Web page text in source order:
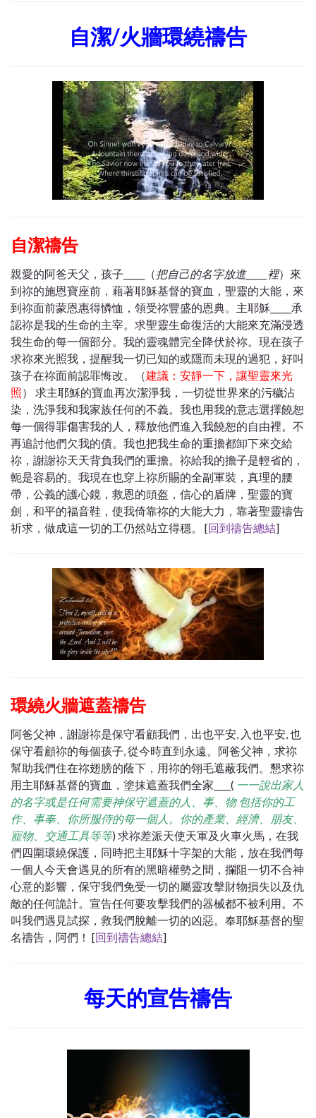
自潔/火牆環繞禱告
自潔禱告
親愛的阿爸天父，孩子_____（把自己的名字放進_____ 裡）來
到祢的施恩寶座前，藉著耶穌基督的寶血，聖靈的大能，來
到祢面前蒙恩惠得憐恤，領受祢豐盛的恩典。主耶穌_____承
認祢是我的生命的主宰。求聖靈生命復活的大能來充滿浸透
我生命的每一個部分。我的靈魂體完全降伏於祢。現在孩子
求祢來光照我，提醒我一切已知的或隱而未現的過犯，好叫
孩子在祢面前認罪悔改。（建議：安靜一下，讓聖靈來光
照） 求主耶穌的寶血再次潔淨我，一切從世界來的污穢沾
染，洗淨我和我家族任何的不義。我也用我的意志選擇饒恕
每一個得罪傷害我的人，釋放他們進入我饒恕的自由裡。不
再追討他們欠我的債。我也把我生命的重擔都卸下來交給
祢，謝謝祢天天背負我們的重擔。祢給我的擔子是輕省的，
軛是容易的。我現在也穿上祢所賜的全副軍裝，真理的腰
帶，公義的護心鏡，救恩的頭盔，信心的盾牌，聖靈的寶
劍，和平的福音鞋，使我倚靠祢的大能大力，靠著聖靈禱告
祈求，做成這一切的工仍然站立得穩。 [回到禱告總結]
環繞火牆遮蓋禱告
阿爸父神，謝謝祢是保守看顧我們，出也平安, 入也平安, 也
保守看顧祢的每個孩子, 從今時直到永遠。阿爸父神，求祢
幫助我們住在祢翅膀的蔭下，用祢的翎毛遮蔽我們。懇求祢
用主耶穌基督的寶血，塗抹遮蓋我們全家____( 一一說出家人
的名字或是任何需要神保守遮蓋的人、事、物 包括你的工
作、事奉、你所服侍的每一個人。你的產業、經濟、朋友、
寵物、交通工具等等) 求祢差派天使天軍及火車火馬，在我
們四圍環繞保護，同時把主耶穌十字架的大能，放在我們每
一個人今天會遇見的所有的黑暗權勢之間，攔阻一切不合神
心意的影響，保守我們免受一切的屬靈攻擊財物損失以及仇
敵的任何詭計。宣告任何要攻擊我們的器械都不被利用。不
叫我們遇見試探，救我們脫離一切的凶惡。奉耶穌基督的聖
名禱告，阿們！ [回到禱告總結]
每天的宣告禱告